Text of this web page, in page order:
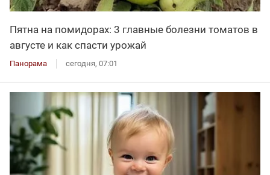
Пятна на помидорах: 3 главные болезни томатов в
августе и как спасти урожай
Панорама сегодня, 07:01